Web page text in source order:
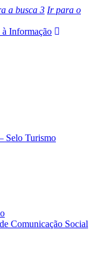
a busca 3 Ir para o
à Informação
Selo Turismo
Comunicação Social